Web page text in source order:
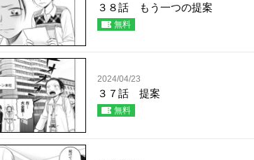
３８話 もう一つの提案
無料
2024/04/23
３７話 提案
無料